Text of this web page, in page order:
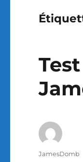
Auteur
JamesDomb